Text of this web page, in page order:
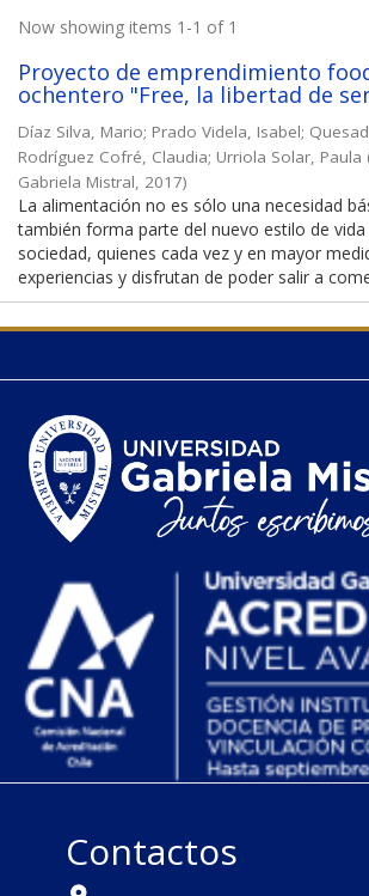
Now showing items 1-1 of 1
Proyecto de emprendimiento
ochentero "Free, la libertad de
Díaz Silva, Mario; Prado Videla, Isabel;
Rodríguez Cofré, Claudia; Urriola Solar, Paula
Gabriela Mistral, 2017)
La alimentación no es sólo una necesidad
también forma parte del nuevo estilo de
sociedad, quienes cada vez y en mayor
experiencias y disfrutan de poder salir a
Contactos